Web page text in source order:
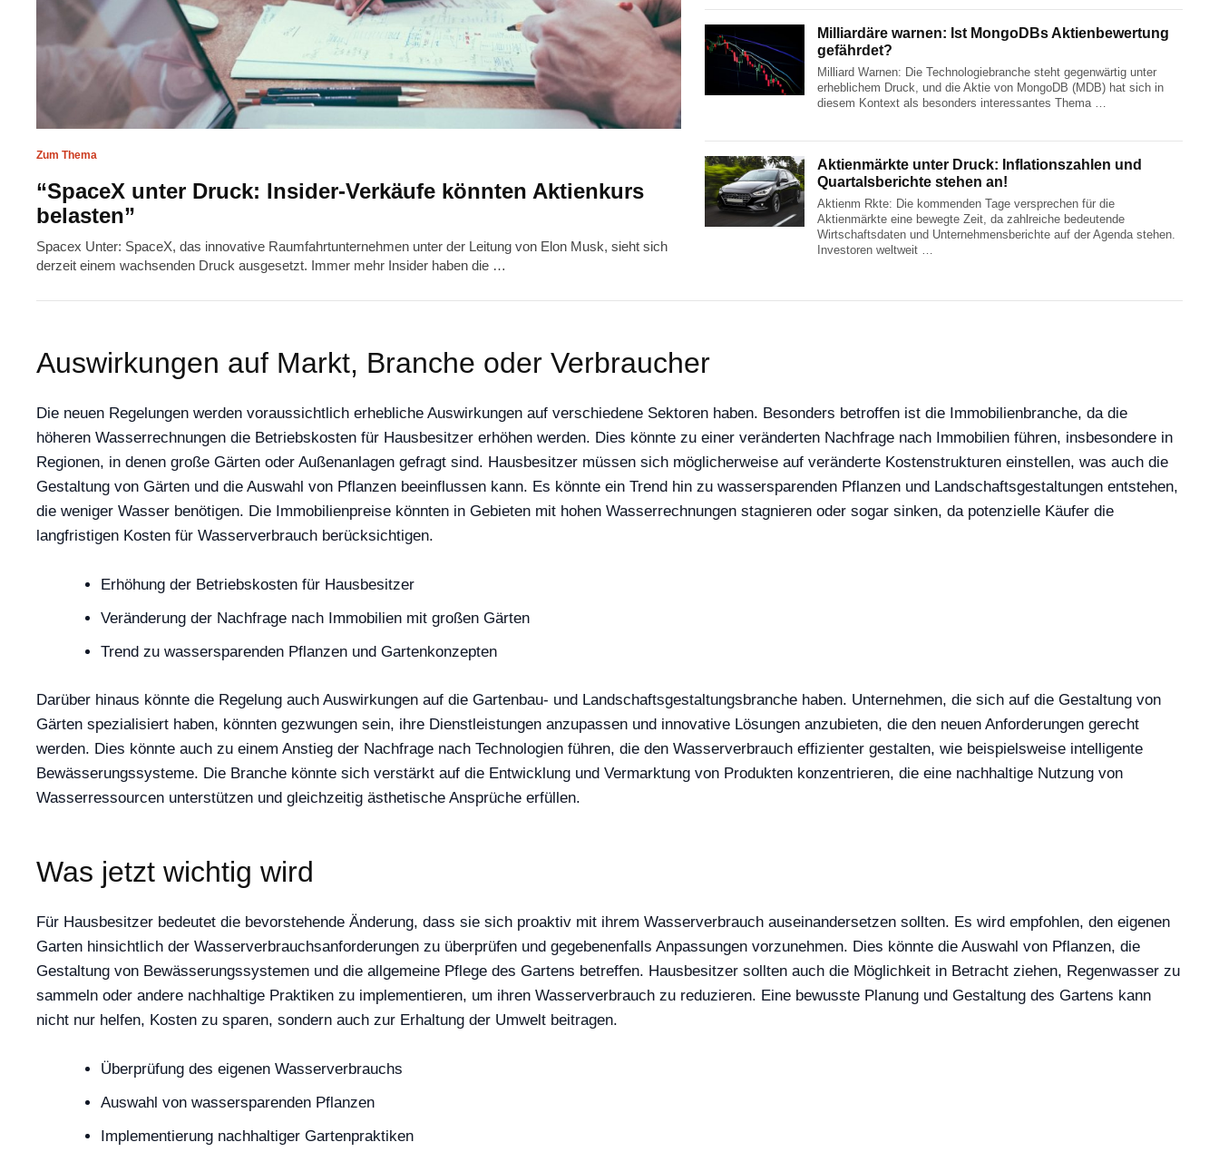
Zum Thema
“SpaceX unter Druck: Insider-Verkäufe könnten Aktienkurs
belasten”
Spacex Unter: SpaceX, das innovative Raumfahrtunternehmen unter der Leitung von Elon Musk, sieht sich
derzeit einem wachsenden Druck ausgesetzt. Immer mehr Insider haben die …
Milliardäre warnen: Ist MongoDBs Aktienbewertung
gefährdet?
Milliard Warnen: Die Technologiebranche steht gegenwärtig unter
erheblichem Druck, und die Aktie von MongoDB (MDB) hat sich in
diesem Kontext als besonders interessantes Thema …
Aktienmärkte unter Druck: Inflationszahlen und
Quartalsberichte stehen an!
Aktienm Rkte: Die kommenden Tage versprechen für die
Aktienmärkte eine bewegte Zeit, da zahlreiche bedeutende
Wirtschaftsdaten und Unternehmensberichte auf der Agenda stehen.
Investoren weltweit …
Auswirkungen auf Markt, Branche oder Verbraucher
Die neuen Regelungen werden voraussichtlich erhebliche Auswirkungen auf verschiedene Sektoren haben. Besonders betroffen ist die Immobilienbranche, da die
höheren Wasserrechnungen die Betriebskosten für Hausbesitzer erhöhen werden. Dies könnte zu einer veränderten Nachfrage nach Immobilien führen, insbesondere in
Regionen, in denen große Gärten oder Außenanlagen gefragt sind. Hausbesitzer müssen sich möglicherweise auf veränderte Kostenstrukturen einstellen, was auch die
Gestaltung von Gärten und die Auswahl von Pflanzen beeinflussen kann. Es könnte ein Trend hin zu wassersparenden Pflanzen und Landschaftsgestaltungen entstehen,
die weniger Wasser benötigen. Die Immobilienpreise könnten in Gebieten mit hohen Wasserrechnungen stagnieren oder sogar sinken, da potenzielle Käufer die
langfristigen Kosten für Wasserverbrauch berücksichtigen.
Erhöhung der Betriebskosten für Hausbesitzer
Veränderung der Nachfrage nach Immobilien mit großen Gärten
Trend zu wassersparenden Pflanzen und Gartenkonzepten
Darüber hinaus könnte die Regelung auch Auswirkungen auf die Gartenbau- und Landschaftsgestaltungsbranche haben. Unternehmen, die sich auf die Gestaltung von
Gärten spezialisiert haben, könnten gezwungen sein, ihre Dienstleistungen anzupassen und innovative Lösungen anzubieten, die den neuen Anforderungen gerecht
werden. Dies könnte auch zu einem Anstieg der Nachfrage nach Technologien führen, die den Wasserverbrauch effizienter gestalten, wie beispielsweise intelligente
Bewässerungssysteme. Die Branche könnte sich verstärkt auf die Entwicklung und Vermarktung von Produkten konzentrieren, die eine nachhaltige Nutzung von
Wasserressourcen unterstützen und gleichzeitig ästhetische Ansprüche erfüllen.
Was jetzt wichtig wird
Für Hausbesitzer bedeutet die bevorstehende Änderung, dass sie sich proaktiv mit ihrem Wasserverbrauch auseinandersetzen sollten. Es wird empfohlen, den eigenen
Garten hinsichtlich der Wasserverbrauchsanforderungen zu überprüfen und gegebenenfalls Anpassungen vorzunehmen. Dies könnte die Auswahl von Pflanzen, die
Gestaltung von Bewässerungssystemen und die allgemeine Pflege des Gartens betreffen. Hausbesitzer sollten auch die Möglichkeit in Betracht ziehen, Regenwasser zu
sammeln oder andere nachhaltige Praktiken zu implementieren, um ihren Wasserverbrauch zu reduzieren. Eine bewusste Planung und Gestaltung des Gartens kann
nicht nur helfen, Kosten zu sparen, sondern auch zur Erhaltung der Umwelt beitragen.
Überprüfung des eigenen Wasserverbrauchs
Auswahl von wassersparenden Pflanzen
Implementierung nachhaltiger Gartenpraktiken